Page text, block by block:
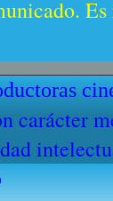
carácter